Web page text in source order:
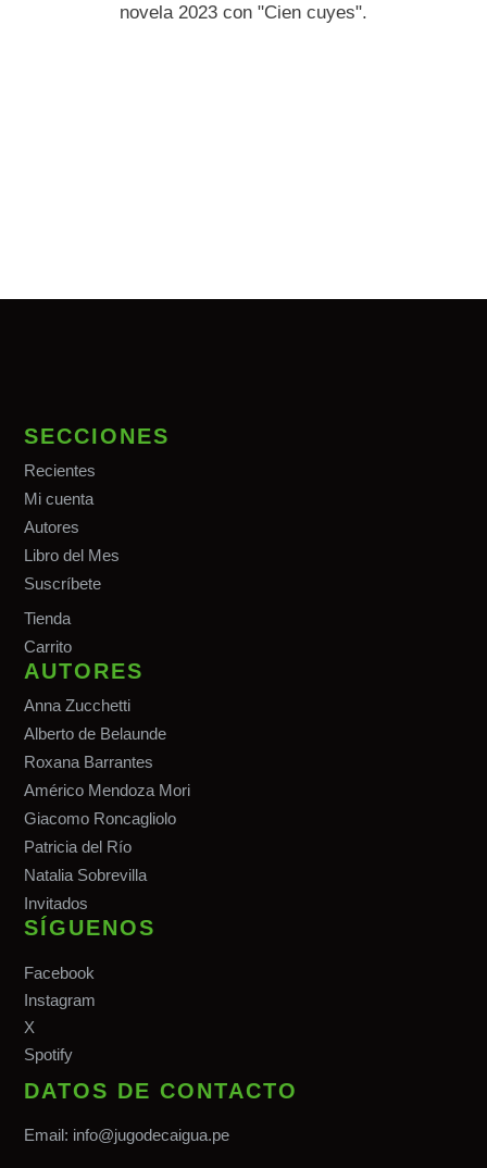
novela 2023 con "Cien cuyes".
SECCIONES
Recientes
Mi cuenta
Autores
Libro del Mes
Suscríbete
Tienda
Carrito
AUTORES
Anna Zucchetti
Alberto de Belaunde
Roxana Barrantes
Américo Mendoza Mori
Giacomo Roncagliolo
Patricia del Río
Natalia Sobrevilla
Invitados
SÍGUENOS
Facebook
Instagram
X
Spotify
DATOS DE CONTACTO
Email: info@jugodecaigua.pe